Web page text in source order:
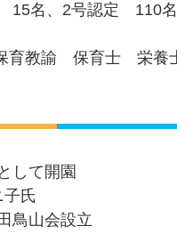
15名、2号認定 110
育教諭 保育士 栄
して開園
氏
鳥山会設立